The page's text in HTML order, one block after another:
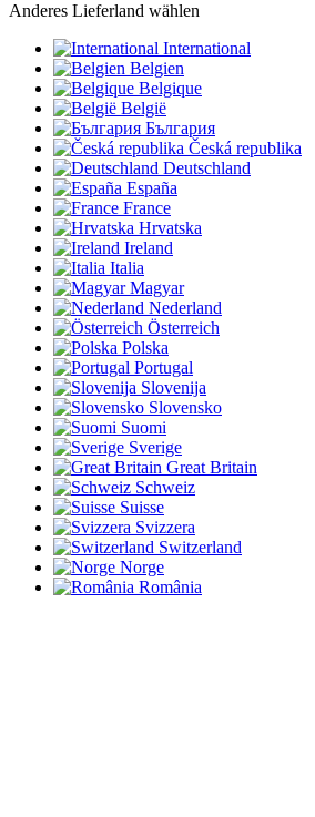
Anderes Lieferland wählen
International
Belgien
Belgique
België
България
Česká republika
Deutschland
España
France
Hrvatska
Ireland
Italia
Magyar
Nederland
Österreich
Polska
Portugal
Slovenija
Slovensko
Suomi
Sverige
Great Britain
Schweiz
Suisse
Svizzera
Switzerland
Norge
România